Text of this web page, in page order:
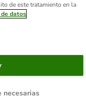
de este tratamiento en la
datos
necesarias